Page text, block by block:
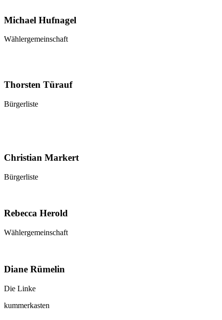
Michael Hufnagel
Wählergemeinschaft
Thorsten Türauf
Bürgerliste
Christian Markert
Bürgerliste
Rebecca Herold
Wählergemeinschaft
Diane Rümelin
Die Linke
kummerkasten